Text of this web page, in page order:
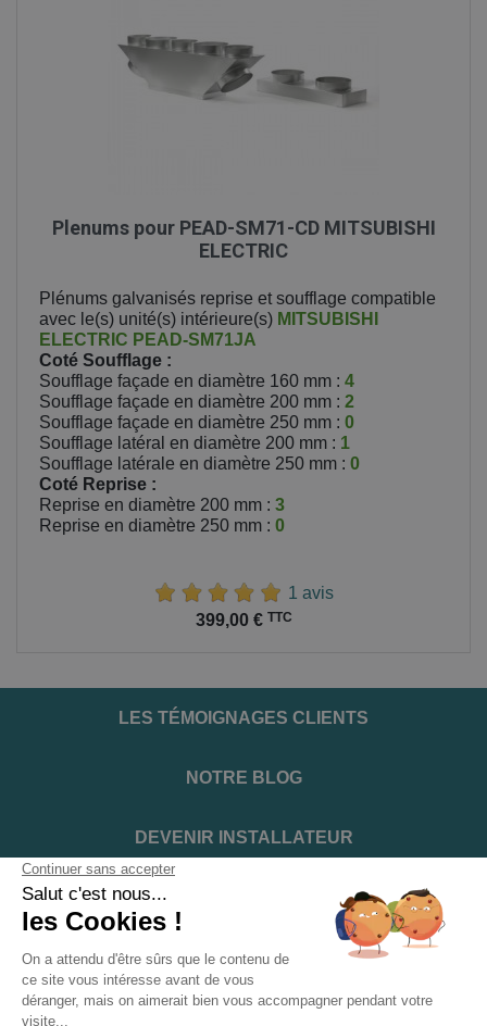
Plenums pour PEAD-SM71-CD MITSUBISHI
ELECTRIC
Plénums galvanisés reprise et soufflage compatible
avec le(s) unité(s) intérieure(s) MITSUBISHI
ELECTRIC PEAD-SM71JA
Coté Soufflage :
Soufflage façade en diamètre 160 mm : 4
Soufflage façade en diamètre 200 mm : 2
Soufflage façade en diamètre 250 mm : 0
Soufflage latéral en diamètre 200 mm : 1
Soufflage latérale en diamètre 250 mm : 0
Coté Reprise :
Reprise en diamètre 200 mm : 3
Reprise en diamètre 250 mm : 0
1 avis
399,00 € TTC
LES TÉMOIGNAGES CLIENTS
NOTRE BLOG
DEVENIR INSTALLATEUR
NOTRE SERVICE APRÈS VENTE
NOS PARTENAIRES OFFICIELS